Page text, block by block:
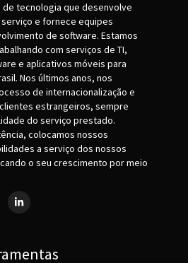
de tecnologia que desenvolve
e fornece equipes
de software. Estamos
com serviços de TI,
e aplicativos móveis para
Nos últimos anos, nos
de internacionalização e
estrangeiros, sempre
do serviço prestado.
colocamos nossos
a serviço dos nossos
o seu crescimento por meio